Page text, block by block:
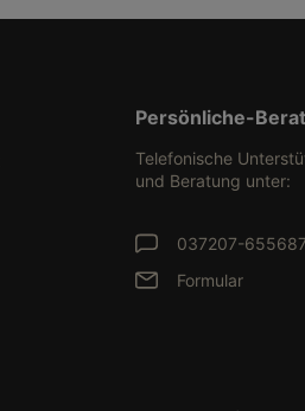
Persönliche-
Telefonische
und Beratung unter:
037207-655687
Formular